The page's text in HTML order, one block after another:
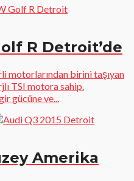
R Detroit’de
motorlarından birini taşıyan
TSI motora sahip.
gücüne ve...
Amerika